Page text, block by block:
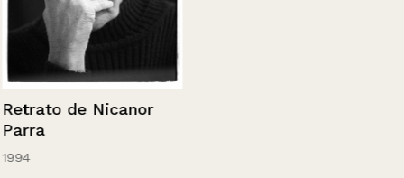
Retrato de Nicanor
Parra
1994